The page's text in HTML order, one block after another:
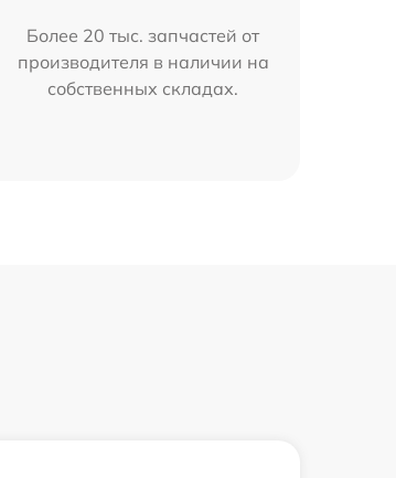
Более 20 тыс. запчастей от
производителя в наличии на
собственных складах.